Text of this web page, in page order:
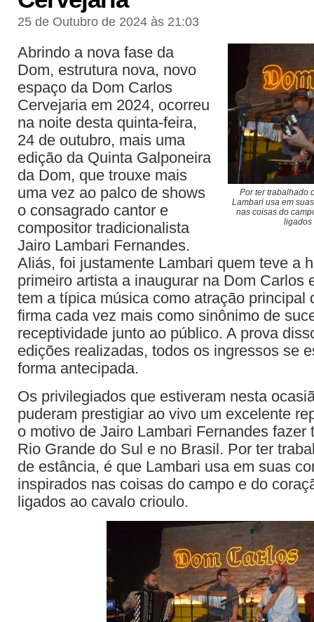
25 de Outubro de 2024 às 21:03
Por ter trabalhado
Lambari usa em
nas coisas do
ligados
Abrindo a nova fase da
Dom, estrutura nova, novo
espaço da Dom Carlos
Cervejaria em 2024, ocorreu
na noite desta quinta-feira,
24 de outubro, mais uma
edição da Quinta Galponeira
da Dom, que trouxe mais
uma vez ao palco de shows
o consagrado cantor e
compositor tradicionalista
Jairo Lambari Fernandes.
Aliás, foi justamente Lambari quem teve a
primeiro artista a inaugurar na Dom Carlos
tem a típica música como atração principal
firma cada vez mais como sinônimo de
receptividade junto ao público. A prova
edições realizadas, todos os ingressos se
forma antecipada.
Os privilegiados que estiveram nesta
puderam prestigiar ao vivo um excelente
o motivo de Jairo Lambari Fernandes fazer
Rio Grande do Sul e no Brasil. Por ter
de estância, é que Lambari usa em suas
inspirados nas coisas do campo e do
ligados ao cavalo crioulo.